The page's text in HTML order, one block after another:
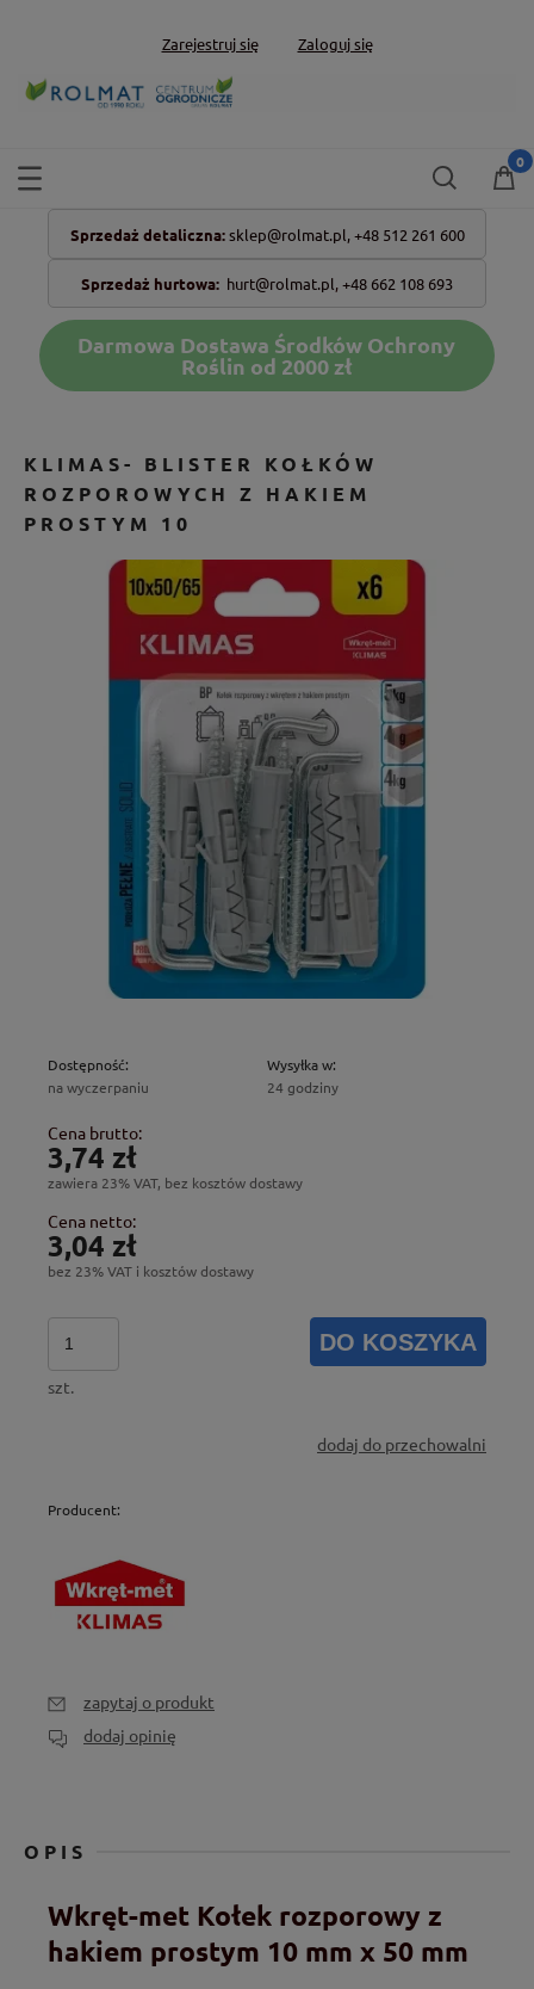
Zarejestruj się Zaloguj się
Sprzedaż detaliczna: sklep@rolmat.pl, +48 512 261 600
Sprzedaż hurtowa: hurt@rolmat.pl,+48 662 108 693
Darmowa Dostawa Środków Ochrony
Roślin od 2000 zł
KLIMAS- BLISTER KOŁKÓW
ROZPOROWYCH Z HAKIEM
PROSTYM 10
Dostępność:
na wyczerpaniu
Wysyłka w:
24 godziny
Cena brutto:
3,74 zł
zawiera 23% VAT, bez kosztów dostawy
Cena netto:
3,04 zł
bez 23% VAT i kosztów dostawy
szt.
DO KOSZYKA
dodaj do przechowalni
Producent:
zapytaj o produkt
dodaj opinię
OPIS
Wkręt-met Kołek rozporowy z
hakiem prostym 10 mm x 50 mm